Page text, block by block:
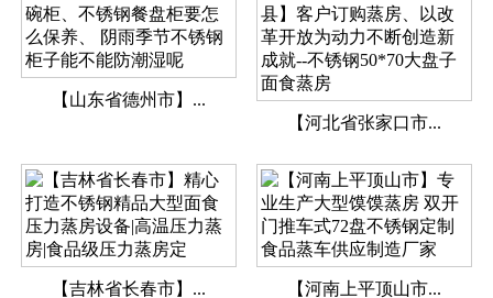
【山东省德州市】...
【河北省张家口市...
【吉林省长春市】... 【河南上平顶山市...